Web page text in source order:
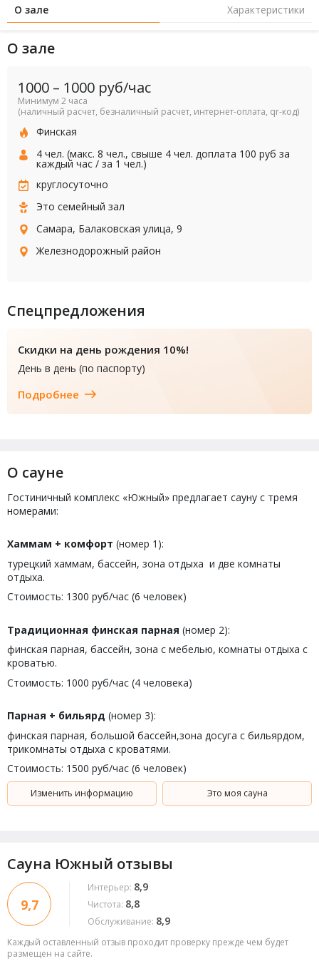
О зале Характеристики
О зале
1000 – 1000 руб/час
Минимум 2 часа
(наличный расчет, безналичный расчет, интернет-оплата, qr-код)
Финская
4 чел. (макс. 8 чел., свыше 4 чел. доплата 100 руб за
каждый час / за 1 чел.)
круглосуточно
Это семейный зал
Самара, Балаковская улица, 9
Железнодорожный район
Спецпредложения
Скидки на день рождения 10%!
День в день (по паспорту)
Подробнее
О сауне
Гостиничный комплекс «Южный» предлагает сауну с тремя
номерами:
Хаммам + комфорт (номер 1):
турецкий хаммам, бассейн, зона отдыха и две комнаты
отдыха.
Стоимость: 1300 руб/час (6 человек)
Традиционная финская парная (номер 2):
финская парная, бассейн, зона с мебелью, комнаты отдыха с
кроватью.
Стоимость: 1000 руб/час (4 человека)
Парная + бильярд (номер 3):
финская парная, большой бассейн,зона досуга с бильярдом,
трикомнаты отдыха с кроватями.
Стоимость: 1500 руб/час (6 человек)
Изменить информацию Это моя сауна
Сауна Южный отзывы
9,7
Интерьер: 8,9
Чистота: 8,8
Обслуживание: 8,9
Каждый оставленный отзыв проходит проверку прежде чем будет
размещен на сайте.